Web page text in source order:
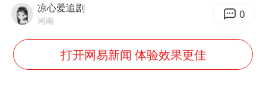
包文婧：二胎很难一碗水端平
香港宏福苑火灾或由烟头引起
凉心爱追剧
河南 0
打开网易新闻 体验效果更佳